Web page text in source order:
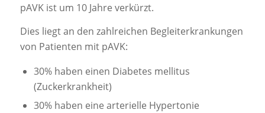
pAVK ist um 10 Jahre verkürzt.
Dies liegt an den zahlreichen Begleiterkrankungen
von Patienten mit pAVK:
30% haben einen Diabetes mellitus
(Zuckerkrankheit)
30% haben eine arterielle Hypertonie